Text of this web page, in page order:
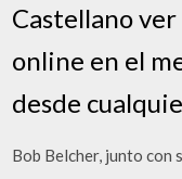
Castellano
online en el
desde
Bob Belcher, junto con